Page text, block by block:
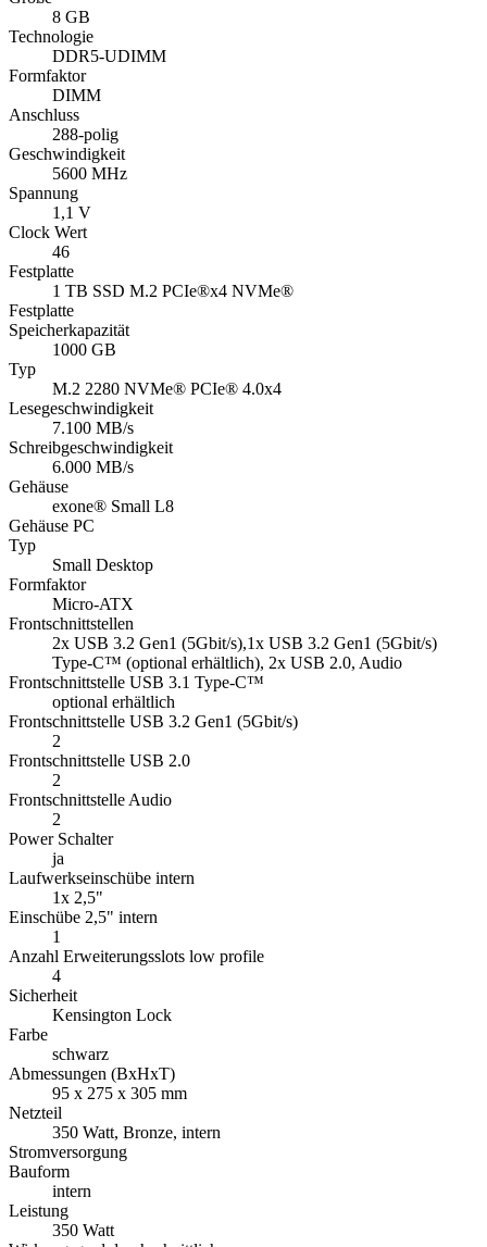
8 GB
Technologie
DDR5-UDIMM
Formfaktor
DIMM
Anschluss
288-polig
Geschwindigkeit
5600 MHz
Spannung
1,1 V
Clock Wert
46
Festplatte
1 TB SSD M.2 PCIe®x4 NVMe®
Festplatte
Speicherkapazität
1000 GB
Typ
M.2 2280 NVMe® PCIe® 4.0x4
Lesegeschwindigkeit
7.100 MB/s
Schreibgeschwindigkeit
6.000 MB/s
Gehäuse
exone® Small L8
Gehäuse PC
Typ
Small Desktop
Formfaktor
Micro-ATX
Frontschnittstellen
2x USB 3.2 Gen1 (5Gbit/s),1x USB 3.2 Gen1 (5Gbit/s)
Type-C™ (optional erhältlich), 2x USB 2.0, Audio
Frontschnittstelle USB 3.1 Type-C™
optional erhältlich
Frontschnittstelle USB 3.2 Gen1 (5Gbit/s)
2
Frontschnittstelle USB 2.0
2
Frontschnittstelle Audio
2
Power Schalter
ja
Laufwerkseinschübe intern
1x 2,5"
Einschübe 2,5" intern
1
Anzahl Erweiterungsslots low profile
4
Sicherheit
Kensington Lock
Farbe
schwarz
Abmessungen (BxHxT)
95 x 275 x 305 mm
Netzteil
350 Watt, Bronze, intern
Stromversorgung
Bauform
intern
Leistung
350 Watt